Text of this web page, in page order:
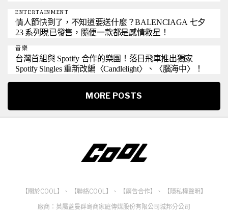
ENTERTAINMENT
情人節快到了，不知道要送什麼？BALENCIAGA 七夕
23 系列現已發售，隨便一款都是感情救星！
音樂
台灣首組與 Spotify 合作的樂團！落日飛車推出獨家
Spotify Singles 重新改編〈Candlelight〉、〈腦海中〉！
MORE POSTS
【關於COOL】 、 【聯絡COOL】 、 【廣告合作】 、
【隱私權聲明】
廠商：英屬蓋曼群島商家庭傳媒股份有限公司城邦分公司